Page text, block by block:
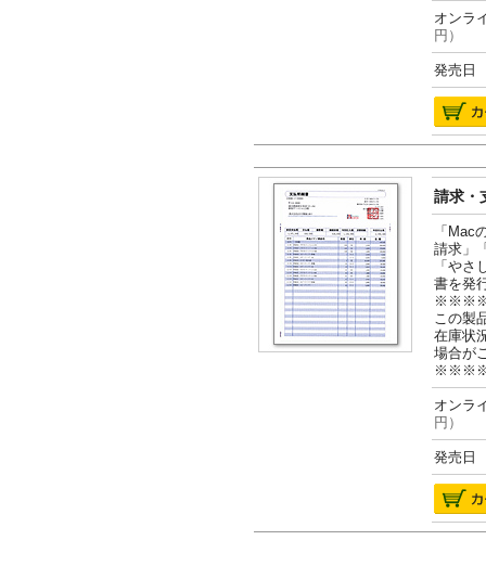
オン
円）
発売日
請求・
「Mac
請求」
「や
書を発
この製
在庫状
場合が
オン
円）
発売日